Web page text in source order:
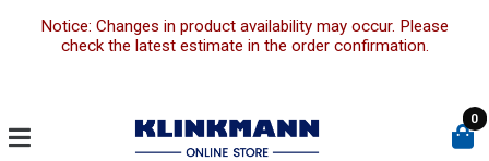
Notice: Changes in product availability may occur. Please
check the latest estimate in the order confirmation.
0